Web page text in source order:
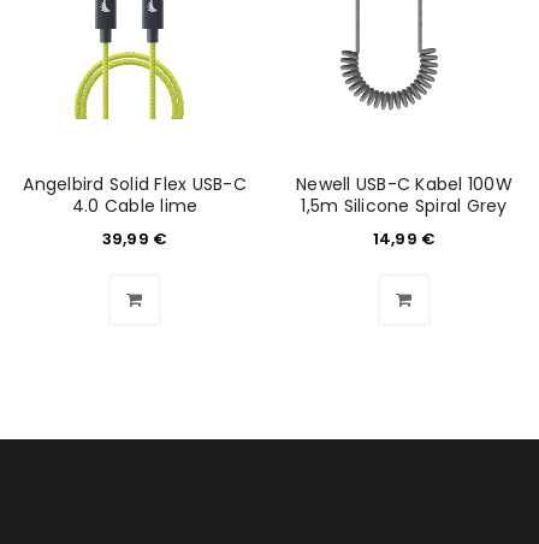
ANMELDEN
Passwort*
Angelbird Solid Flex USB-C
4.0 Cable lime
39,99 €
Newell USB-C Kabel 100W
1,5m Silicone Spiral Grey
14,99 €